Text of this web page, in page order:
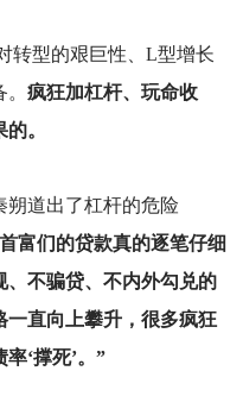
转型的艰巨性、L型增长
疯狂加杠杆、玩命收
。
朔道出了杠杆的危险
富们的贷款真的逐笔仔细
不骗贷、不内外勾兑的
直向上攀升，很多疯狂
‘撑死’。”